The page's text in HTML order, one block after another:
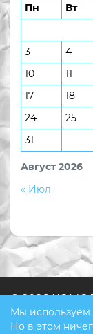
Август 2026
Пн Вт
3
4
10
11
17
18
24
25
31
« Июл
© 2026
Мы используем
Но в этом